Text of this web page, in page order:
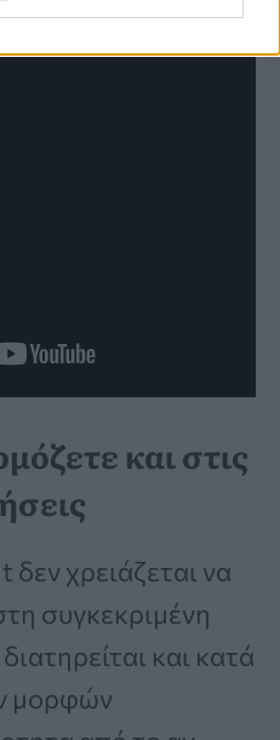
και στις
χρειάζεται να
συγκεκριμένη
και κατά
μορφών